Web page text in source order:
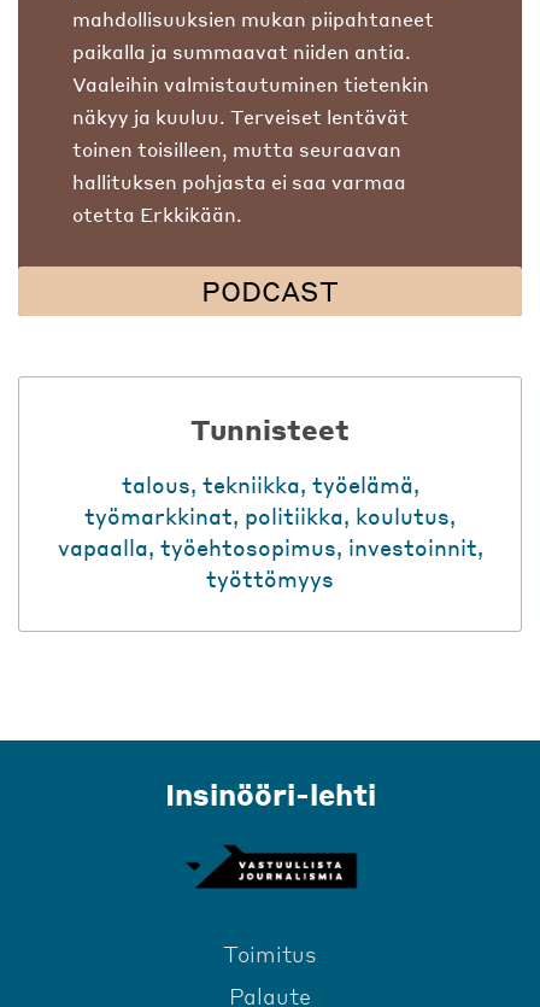
mahdollisuuksien mukan piipahtaneet
paikalla ja summaavat niiden antia.
Vaaleihin valmistautuminen tietenkin
näkyy ja kuuluu. Terveiset lentävät
toinen toisilleen, mutta seuraavan
hallituksen pohjasta ei saa varmaa
otetta Erkkikään.
PODCAST
Tunnisteet
talous, tekniikka, työelämä,
työmarkkinat, politiikka, koulutus,
vapaalla, työehtosopimus, investoinnit,
työttömyys
Insinööri-lehti
Toimitus
Palaute